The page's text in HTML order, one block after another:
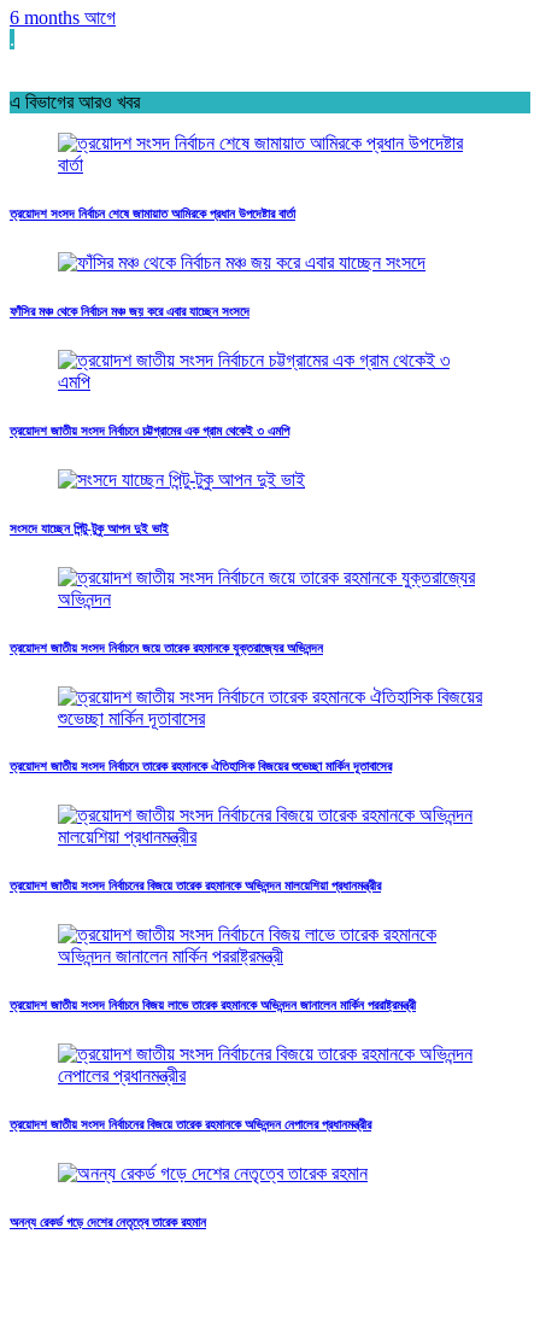
6 months আগে
.
এ বিভাগের আরও খবর
ত্রয়োদশ সংসদ নির্বাচন শেষে জামায়াত আমিরকে প্রধান উপদেষ্টার বার্তা
ফাঁসির মঞ্চ থেকে নির্বাচন মঞ্চ জয় করে এবার যাচ্ছেন সংসদে
ত্রয়োদশ জাতীয় সংসদ নির্বাচনে চট্টগ্রামের এক গ্রাম থেকেই ৩ এমপি
সংসদে যাচ্ছেন পিন্টু-টুকু আপন দুই ভাই
ত্রয়োদশ জাতীয় সংসদ নির্বাচনে জয়ে তারেক রহমানকে যুক্তরাজ্যের অভিনন্দন
ত্রয়োদশ জাতীয় সংসদ নির্বাচনে তারেক রহমানকে ঐতিহাসিক বিজয়ের শুভেচ্ছা মার্কিন দূতাবাসের
ত্রয়োদশ জাতীয় সংসদ নির্বাচনের বিজয়ে তারেক রহমানকে অভিনন্দন মালয়েশিয়া প্রধানমন্ত্রীর
ত্রয়োদশ জাতীয় সংসদ নির্বাচনে বিজয় লাভে তারেক রহমানকে অভিনন্দন জানালেন মার্কিন পররাষ্ট্রমন্ত্রী
ত্রয়োদশ জাতীয় সংসদ নির্বাচনের বিজয়ে তারেক রহমানকে অভিনন্দন নেপালের প্রধানমন্ত্রীর
অনন্য রেকর্ড গড়ে দেশের নেতৃত্বে তারেক রহমান